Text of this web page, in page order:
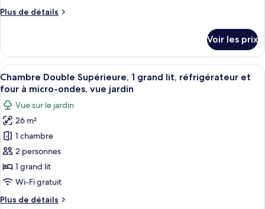
Double
chambre,
réfrigérateur
et
four
à
micro-
ondes,
vue
jardin
Plus de détails
Plus
le
type
de
chambre
Double
Confort,
chambre,
réfrigérateur
four
à
ondes,
Voir les prix
Afficher
toutes
les
photos
pour
ce
type
de
chambre :
Une chambre moderne et bien
9
Chambre Double Supérieure, 1 grand lit, réfrigérateur et
four à micro-ondes, vue jardin
Vue sur le jardin
26 m²
1 chambre
2 personnes
1 grand lit
Wi-Fi gratuit
Plus de détails
Plus